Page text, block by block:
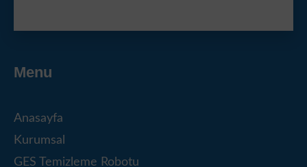
Menu
Anasayfa
Kurumsal
GES Temizleme Robotu